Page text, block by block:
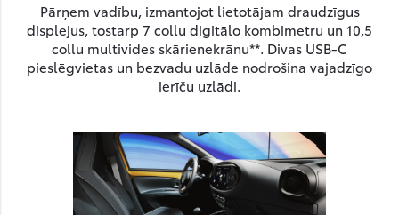
Pārņem vadību, izmantojot lietotājam draudzīgus
displejus, tostarp 7 collu digitālo kombimetru un 10,5
collu multivides skārienekrānu**. Divas USB-C
pieslēgvietas un bezvadu uzlāde nodrošina vajadzīgo
ierīču uzlādi.